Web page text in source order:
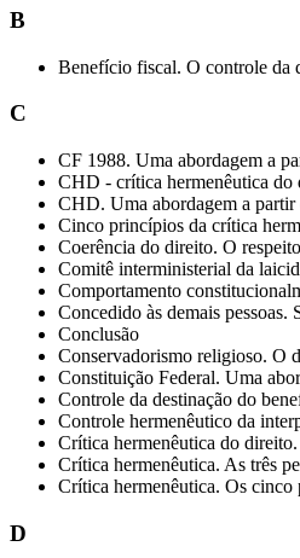
B
Benefício fiscal. O controle da
C
CF 1988. Uma abordagem a
CHD - crítica hermenêutica do
CHD. Uma abordagem a partir
Cinco princípios da crítica
Coerência do direito. O
Comitê interministerial da
Comportamento
Concedido às demais pessoas.
Conclusão
Conservadorismo religioso. O
Constituição Federal. Uma
Controle da destinação do
Controle hermenêutico da
Crítica hermenêutica do
Crítica hermenêutica. As três
Crítica hermenêutica. Os
D